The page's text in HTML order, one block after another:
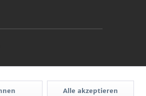
Alle akzeptieren